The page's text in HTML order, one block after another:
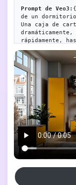
Prompt de Veo3:
de un
Una caja de
rápidamente,
cama. Sin
fijo","lighting":
tonos
visible)","Cama
Obra de
muebles salen
colocan con
"Espacio
y fríos"]}